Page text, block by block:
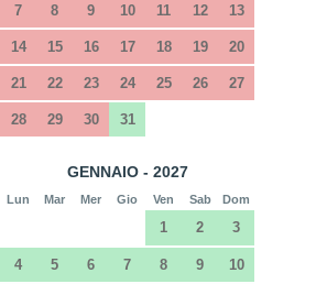
7 8 9 10 11 12 13
14 15 16 17 18 19 20
21 22 23 24 25 26 27
28 29 30 31
GENNAIO - 2027
Lun Mar Mer Gio Ven Sab Dom
1 2 3
4 5 6 7 8 9 10